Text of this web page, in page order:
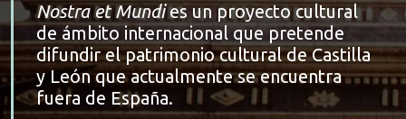
Nostra et Mundies un proyecto cultural
de ámbito internacional que pretende
difundir el patrimonio cultural de Castilla
y León que actualmente se encuentra
fuera de España.